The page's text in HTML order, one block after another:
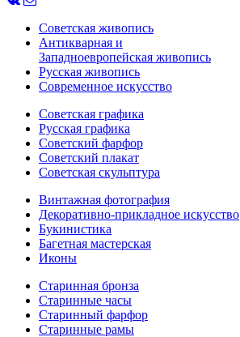
Советская живопись
Антикварная и
Западноевропейская живопись
Русская живопись
Современное искусство
Советская графика
Русская графика
Советский фарфор
Советский плакат
Советская скульптура
Винтажная фотография
Декоративно-прикладное искусство
Букинистика
Багетная мастерская
Иконы
Старинная бронза
Старинные часы
Старинный фарфор
Старинные рамы